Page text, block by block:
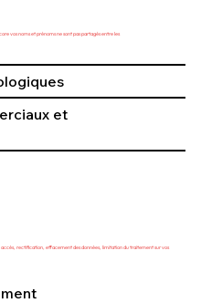
vos noms et prénoms ne sont pas partagés entre les
et
accès, rectification, effacement des données, limitation du traitement sur vos